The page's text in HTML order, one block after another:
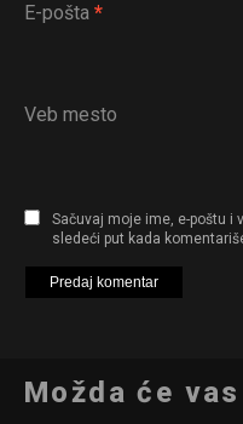
E-pošta *
Veb mesto
Sačuvaj moje ime, e-poštu i
sledeći put kada
Možda će